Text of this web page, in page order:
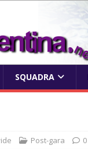
SQUADRA
Post-gara 0